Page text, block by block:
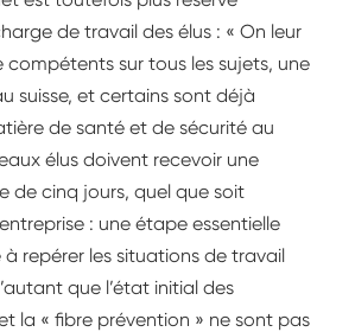
de travail des élus : « On leur
compétents sur tous les sujets, une
suisse, et certains sont déjà
de santé et de sécurité au
élus doivent recevoir une
de cinq jours, quel que soit
: une étape essentielle
repérer les situations de travail
que l’état initial des
la « fibre prévention » ne sont pas